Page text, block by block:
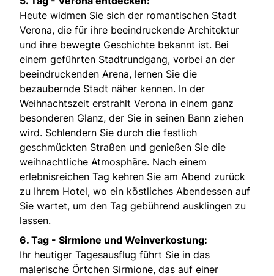
Heute widmen Sie sich der romantischen Stadt
Verona, die für ihre beeindruckende Architektur
und ihre bewegte Geschichte bekannt ist. Bei
einem geführten Stadtrundgang, vorbei an der
beeindruckenden Arena, lernen Sie die
bezaubernde Stadt näher kennen. In der
Weihnachtszeit erstrahlt Verona in einem ganz
besonderen Glanz, der Sie in seinen Bann ziehen
wird. Schlendern Sie durch die festlich
geschmückten Straßen und genießen Sie die
weihnachtliche Atmosphäre. Nach einem
erlebnisreichen Tag kehren Sie am Abend zurück
zu Ihrem Hotel, wo ein köstliches Abendessen auf
Sie wartet, um den Tag gebührend ausklingen zu
lassen.
6. Tag - Sirmione und Weinverkostung:
Ihr heutiger Tagesausflug führt Sie in das
malerische Örtchen Sirmione, das auf einer